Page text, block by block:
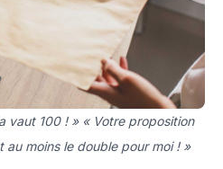
vaut 100 ! » « Votre proposition
au moins le double pour moi ! »